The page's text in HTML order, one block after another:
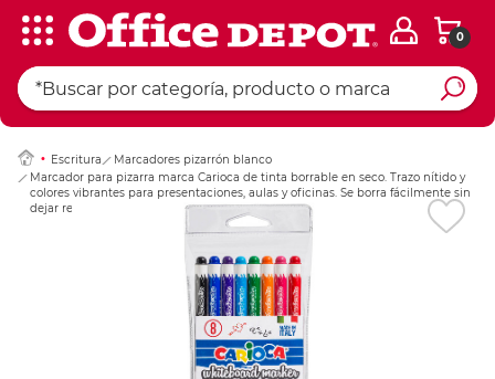
0
Escritura
Marcadores pizarrón blanco
Marcador para pizarra marca Carioca de tinta borrable en seco. Trazo nítido y
colores vibrantes para presentaciones, aulas y oficinas. Se borra fácilmente sin
dejar residuos.
Ingresar Codigo